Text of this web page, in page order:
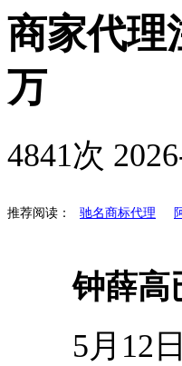
商家代理
万
4841次
推荐阅读： 驰名商标代理
钟薛高
5月12日